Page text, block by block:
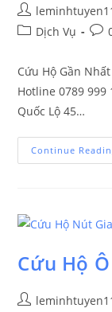
Dịch Vụ
Cứu Hộ Gần
Hotline 0789 999
Quốc Lộ 45…
Continue
Cứu Hộ